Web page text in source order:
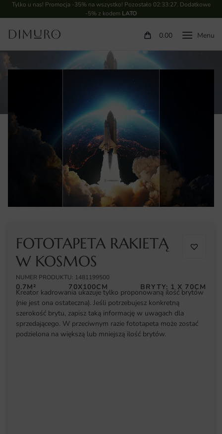
Tylko u nas! Promocja -35% na wszystko! Pozostało 02:33:26. Dodatkowe
-5% z kodem LATO
0.00
FOTOTAPETA RAKIETĄ
W KOSMOS
NUMER PRODUKTU: 1481199500
0.7M² 70X100CM BRYTY: 1 X 70CM
Kreator kadrowania ukazuje tylko proponowaną ilość brytów
(nie jest ona ostateczna). Jeśli potrzebujesz konkretną
szerokość brytu, zapisz taką informację w uwagach dla
sprzedającego. W przeciwnym razie fototapeta może zostać
podzielona na większą lub mniejszą ilość brytów.